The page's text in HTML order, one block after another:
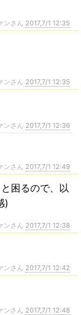
さん 2017,7/1 12:35
さん 2017,7/1 12:35
さん 2017,7/1 12:36
さん 2017,7/1 12:49
困るので、以
)
さん 2017,7/1 12:38
さん 2017,7/1 12:42
さん 2017,7/1 12:48